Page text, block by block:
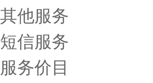
其他服务
短信服务
服务价目